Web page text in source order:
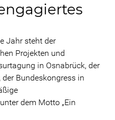
Jahr steht der
Projekten und
in Osnabrück, der
Bundeskongress in
dem Motto „Ein